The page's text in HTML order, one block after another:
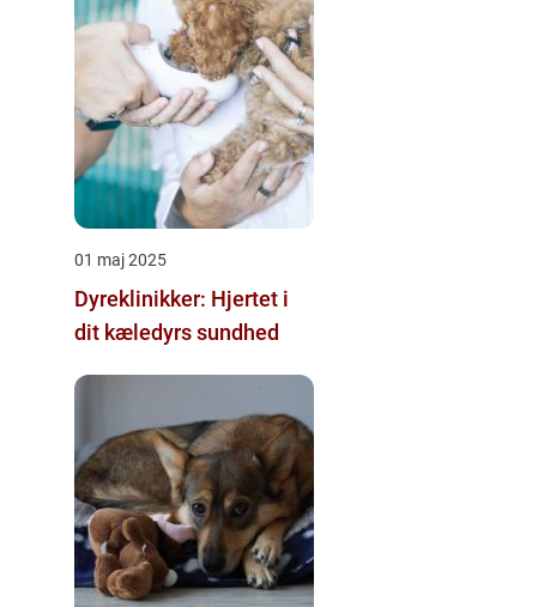
01 maj 2025
Dyreklinikker: Hjertet i
dit kæledyrs sundhed